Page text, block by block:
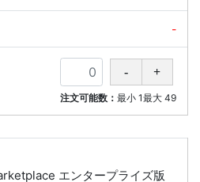
-
注文可能数： 最小 1最大 49
エンタープライズ版